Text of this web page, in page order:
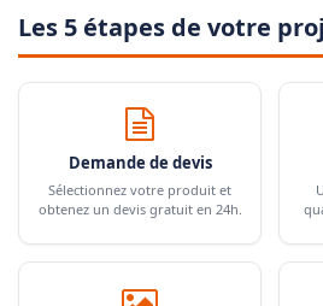
Les 5 étapes de votre
Demande de devis
Sélectionnez votre produit et
obtenez un devis gratuit en 24h.